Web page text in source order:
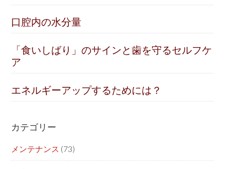
口腔内の水分量
「食いしばり」のサインと歯を守るセルフケ
ア
エネルギーアップするためには？
カテゴリー
メンテナンス (73)